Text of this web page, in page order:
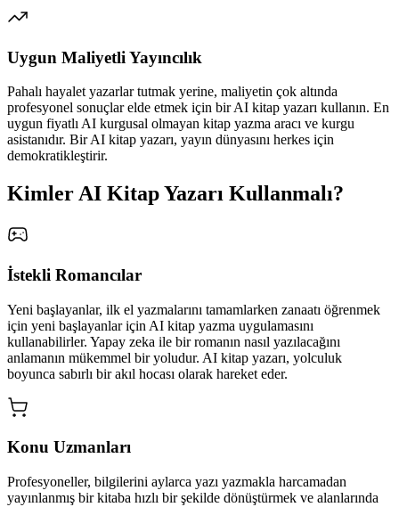
Uygun Maliyetli Yayıncılık
Pahalı hayalet yazarlar tutmak yerine, maliyetin çok altında
profesyonel sonuçlar elde etmek için bir AI kitap yazarı kullanın. En
uygun fiyatlı AI kurgusal olmayan kitap yazma aracı ve kurgu
asistanıdır. Bir AI kitap yazarı, yayın dünyasını herkes için
demokratikleştirir.
Kimler AI Kitap Yazarı Kullanmalı?
İstekli Romancılar
Yeni başlayanlar, ilk el yazmalarını tamamlarken zanaatı öğrenmek
için yeni başlayanlar için AI kitap yazma uygulamasını
kullanabilirler. Yapay zeka ile bir romanın nasıl yazılacağını
anlamanın mükemmel bir yoludur. AI kitap yazarı, yolculuk
boyunca sabırlı bir akıl hocası olarak hareket eder.
Konu Uzmanları
Profesyoneller, bilgilerini aylarca yazı yazmakla harcamadan
yayınlanmış bir kitaba hızlı bir şekilde dönüştürmek ve alanlarında